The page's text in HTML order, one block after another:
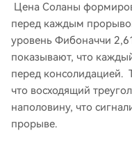
Цена Соланы
перед каждым
уровень Фибоначчи
показывают, что
перед консолидацией.
что восходящий
наполовину, что
прорыве.